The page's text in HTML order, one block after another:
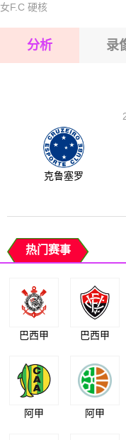
2026-08-15 【
女F.C 硬核
分析 录
克鲁塞罗
热门赛事
巴西甲 巴西甲
阿甲 阿甲